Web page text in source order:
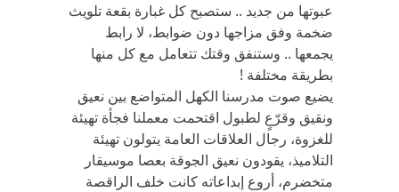
عبوتها من جديد .. ستصبح كل غبارة بقعة تلويث
ضخمة وفق مزاجها دون ضوابط، لا رابط
يجمعها .. وستنفق وقتك تتعامل مع كل منها
بطريقة مختلفة !
يضيع صوت مدرسنا الكهل المتواضع بين نعيق
ونقيق وقرّعٍ لطبول اقتحمت معملنا فجأة تهيئة
للغزوة، رجال العلاقات العامة يتولون تهيئة
التلاميذ، يقودون نعيق الجوقة بعصا موسيقار
متخضرم، أروع إبداعاته كانت خلف الراقصة